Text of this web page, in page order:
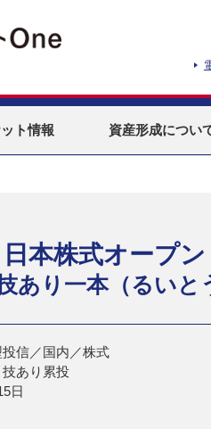
ト情報 資産形成につい
日本株式オープン
あり一本（るいと
信／国内／株式
あり累投
日